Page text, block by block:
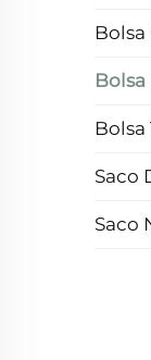
Bolsa
Bolsa
Saco
Saco